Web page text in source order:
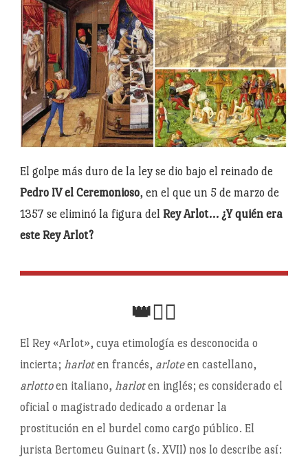
El golpe más duro de la ley se dio bajo el reinado de
Pedro IV el Ceremonioso, en el que un 5 de marzo de
1357 se eliminó la figura del Rey Arlot… ¿Y quién era
este Rey Arlot?
👑👯‍♀️
El Rey «Arlot», cuya etimología es desconocida o
incierta; harloten francés, arloteen castellano,
arlottoen italiano, harloten inglés; es considerado el
oficial o magistrado dedicado a ordenar la
prostitución en el burdel como cargo público. El
jurista Bertomeu Guinart (s. XVII) nos lo describe así: